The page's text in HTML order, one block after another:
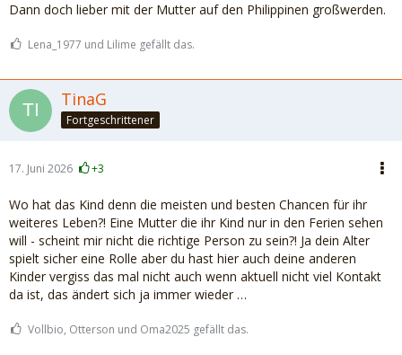
Dann doch lieber mit der Mutter auf den Philippinen großwerden.
Lena_1977 und Lilime gefällt das.
TinaG
Fortgeschrittener
17. Juni 2026 +3
Wo hat das Kind denn die meisten und besten Chancen für ihr
weiteres Leben?! Eine Mutter die ihr Kind nur in den Ferien sehen
will - scheint mir nicht die richtige Person zu sein?! Ja dein Alter
spielt sicher eine Rolle aber du hast hier auch deine anderen
Kinder vergiss das mal nicht auch wenn aktuell nicht viel Kontakt
da ist, das ändert sich ja immer wieder …
Vollbio, Otterson und Oma2025 gefällt das.